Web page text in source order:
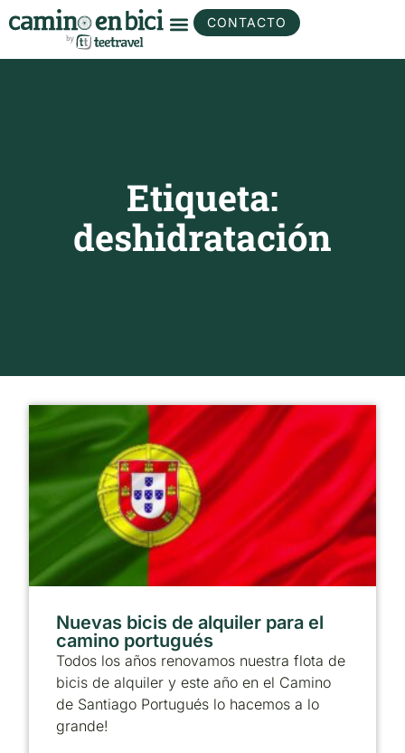
CONTACTO
Etiqueta:
deshidratación
Nuevas bicis de alquiler para el
camino portugués
Todos los años renovamos nuestra flota de
bicis de alquiler y este año en el Camino
de Santiago Portugués lo hacemos a lo
grande!